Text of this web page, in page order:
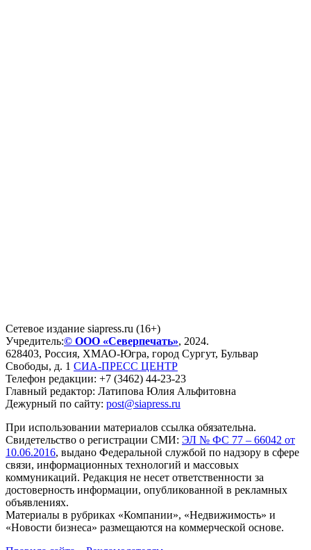
Сетевое издание siapress.ru (16+)
Учредитель:© ООО «Северпечать», 2024.
628403, Россия, ХМАО-Югра, город Сургут, Бульвар
Свободы, д. 1 СИА-ПРЕСС ЦЕНТР
Телефон редакции: +7 (3462) 44-23-23
Главный редактор: Латипова Юлия Альфитовна
Дежурный по сайту: post@siapress.ru
При использовании материалов ссылка обязательна.
Свидетельство о регистрации СМИ: ЭЛ № ФС 77 – 66042 от
10.06.2016, выдано Федеральной службой по надзору в сфере
связи, информационных технологий и массовых
коммуникаций. Редакция не несет ответственности за
достоверность информации, опубликованной в рекламных
объявлениях.
Материалы в рубриках «Компании», «Недвижимость» и
«Новости бизнеса» размещаются на коммерческой основе.